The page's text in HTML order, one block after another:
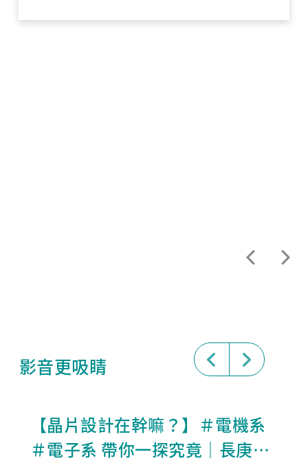
表，亦為半導體業界推進摩爾定律（Moore's Law）實力
影音更吸睛
【晶片設計在幹嘛？】＃電機系
＃電子系 帶你一探究竟｜長庚大